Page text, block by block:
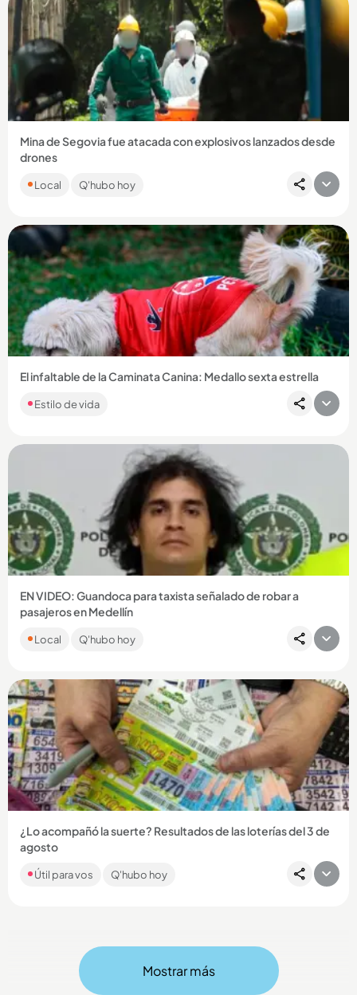
Compartir Noticia
Mina de Segovia fue atacada con explosivos lanzados desde
drones
Las autoridades señalan al frente 4 de las disidencias de las
Farc como los responsables. Dos personas resultaron
Local Q'hubo hoy
Compartir Noticia
El infaltable de la Caminata Canina: Medallo sexta estrella
Estilo de vida
Compartir Noticia
EN VIDEO: Guandoca para taxista señalado de robar a
pasajeros en Medellín
Juan Camilo Marulanda Valencia, de 34 años, es sindicado de
hurtar a cinco personas en diciembre de 2025....
Local Q'hubo hoy
Compartir Noticia
¿Lo acompañó la suerte? Resultados de las loterías del 3 de
agosto
Como cada día, en Q’HUBO le traemos los resultados de los
chances y loterías que jugaron en el país. Si es apostador,
Útil para vos Q'hubo hoy
Mostrar más